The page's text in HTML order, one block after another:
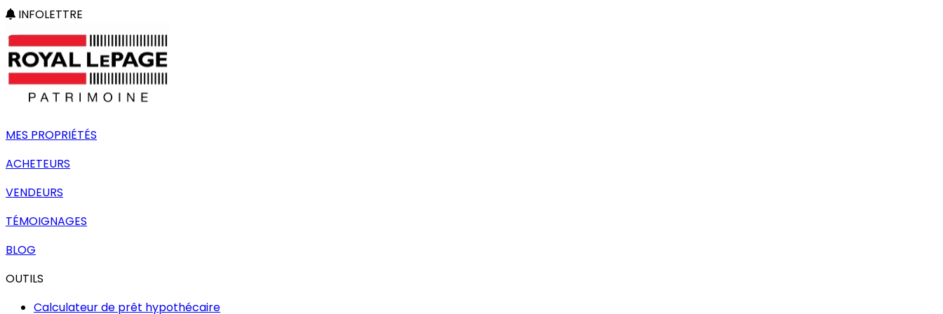
INFOLETTRE
MES PROPRIÉTÉS
ACHETEURS
VENDEURS
TÉMOIGNAGES
BLOG
OUTILS
Calculateur de prêt hypothécaire